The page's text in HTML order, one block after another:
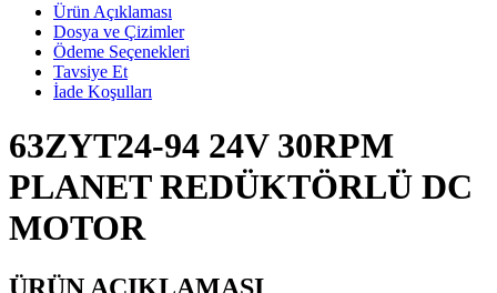
Ürün Açıklaması
Dosya ve Çizimler
Ödeme Seçenekleri
Tavsiye Et
İade Koşulları
63ZYT24-94 24V 30RPM
PLANET REDÜKTÖRLÜ DC
MOTOR
ÜRÜN AÇIKLAMASI